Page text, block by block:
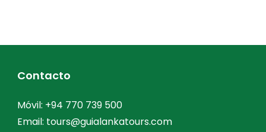
Contacto
Móvil: +94 770 739 500
Email: tours@guialankatours.com